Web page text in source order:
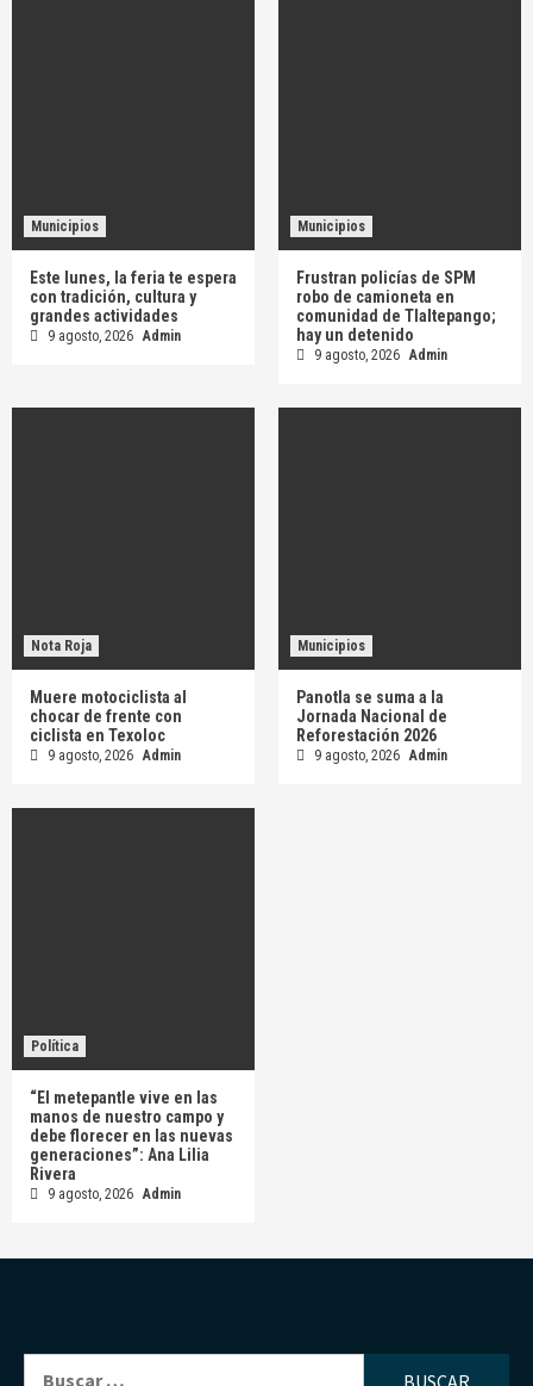
Municipios
Este lunes, la feria te espera
con tradición, cultura y
grandes actividades
9 agosto, 2026 Admin
Municipios
Frustran policías de SPM
robo de camioneta en
comunidad de Tlaltepango;
hay un detenido
9 agosto, 2026 Admin
Nota Roja
Muere motociclista al
chocar de frente con
ciclista en Texoloc
9 agosto, 2026 Admin
Municipios
Panotla se suma a la
Jornada Nacional de
Reforestación 2026
9 agosto, 2026 Admin
Política
“El metepantle vive en las
manos de nuestro campo y
debe florecer en las nuevas
generaciones”: Ana Lilia
Rivera
9 agosto, 2026 Admin